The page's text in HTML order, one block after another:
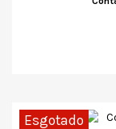
Esgotado